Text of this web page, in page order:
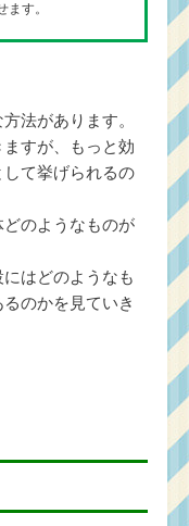
す。
法があります。
すが、もっと効
て挙げられるの
のようなものが
はどのようなも
のかを見ていき